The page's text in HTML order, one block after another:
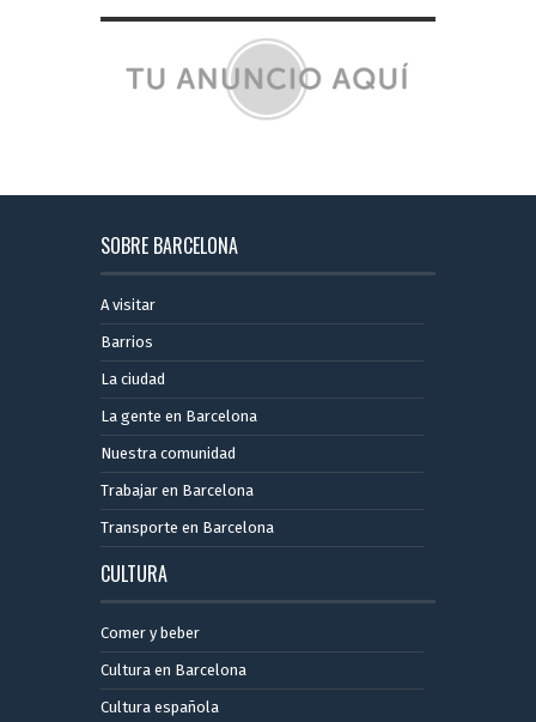
SOBRE BARCELONA
A visitar
Barrios
La ciudad
La gente en Barcelona
Nuestra comunidad
Trabajar en Barcelona
Transporte en Barcelona
CULTURA
Comer y beber
Cultura en Barcelona
Cultura española